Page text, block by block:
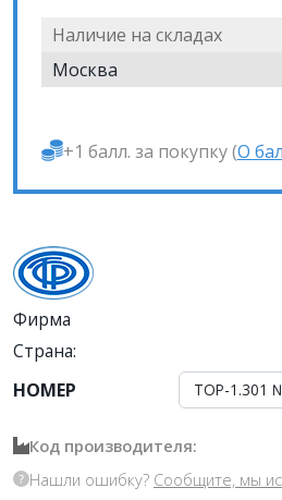
Наличие на складах
Москва
+1 балл. за покупку (О
Фирма
Страна:
НОМЕР
ТОР-1.301
Код производителя:
Нашли ошибку? Сообщите, мы